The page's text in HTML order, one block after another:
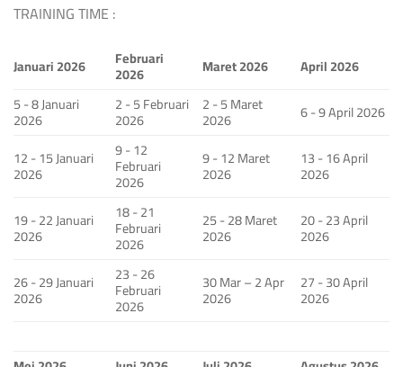
TRAINING TIME :
Januari 2026 Februari
2026 Maret 2026
April 2026
5 - 8 Januari
2026
2 - 5 Februari
2026
2 - 5 Maret
2026
6 - 9 April 2026
12 - 15 Januari
2026
9 - 12
Februari
2026
9 - 12 Maret
2026
13 - 16 April
2026
19 - 22 Januari
2026
18 - 21
Februari
2026
25 - 28 Maret
2026
20 - 23 April
2026
26 - 29 Januari
2026
23 - 26
Februari
2026
30 Mar – 2 Apr
2026
27 - 30 April
2026